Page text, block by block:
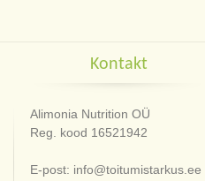
Kontakt
Alimonia Nutrition OÜ
Reg. kood 16521942
E-post: info@toitumistarkus.ee